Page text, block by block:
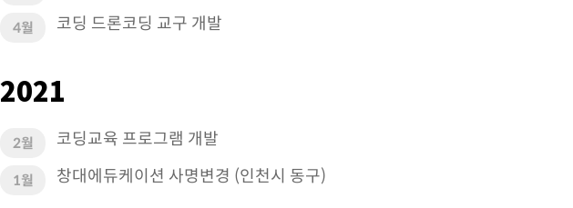
4월 코딩 드론코딩 교구 개발
2021
2월 코딩교육 프로그램 개발
1월 창대에듀케이션 사명변경 (인천시 동구)